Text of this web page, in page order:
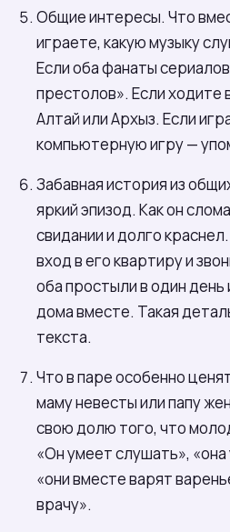
Общие интересы. Что
играете, какую музыку
Если оба фанаты
престолов». Если ходите
Алтай или Архыз. Если
компьютерную игру —
Забавная история из
яркий эпизод. Как он
свидании и долго
вход в его квартиру и
оба простыли в один
дома вместе. Такая
текста.
Что в паре особенно
маму невесты или папу
свою долю того, что
«Он умеет слушать»,
«они вместе варят
врачу».